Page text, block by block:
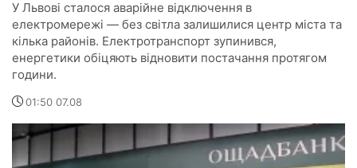
У Львові сталося аварійне відключення в
електромережі — без світла залишилися центр міста та
кілька районів. Електротранспорт зупинився,
енергетики обіцяють відновити постачання протягом
години.
01:50 07.08